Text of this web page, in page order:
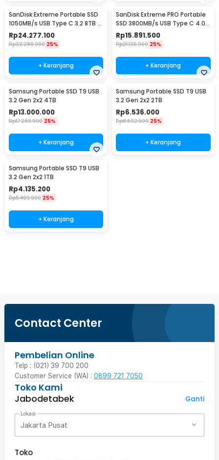
SanDisk Extreme Portable SSD
1050MB/s USB Type C 3.2 8TB -
SDSSDE61
Rp24.277.100
Rp32.288.900 25%
+ Keranjang
SanDisk Extreme PRO Portable
SSD 3800MB/s USB Type C 4.0
4TB - SDSSDE82
Rp15.891.500
Rp21.135.900 25%
+ Keranjang
Samsung Portable SSD T9 USB
3.2 Gen 2x2 4TB
Rp13.000.000
Rp17.289.900 25%
+ Keranjang
Samsung Portable SSD T9 USB
3.2 Gen 2x2 2TB
Rp6.536.000
Rp8.692.900 25%
+ Keranjang
Samsung Portable SSD T9 USB
3.2 Gen 2x2 1TB
Rp4.135.200
Rp5.499.900 25%
+ Keranjang
Contact Center
Pembelian Online
Telp : (021) 39 700 200
Customer Service (WA) : 0899 721 7050
Toko Kami
Jabodetabek
Ganti
Lokasi
Jakarta Pusat
Toko